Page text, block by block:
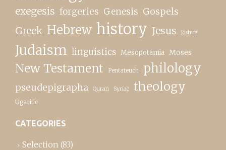
exegesis forgeries Genesis Gospels
Greek Hebrew history Jesus Joshua
Judaism linguistics Mesopotamia Moses
New Testament Pentateuch philology
pseudepigrapha Quran Syriac theology
Ugaritic
CATEGORIES
Selection (83)